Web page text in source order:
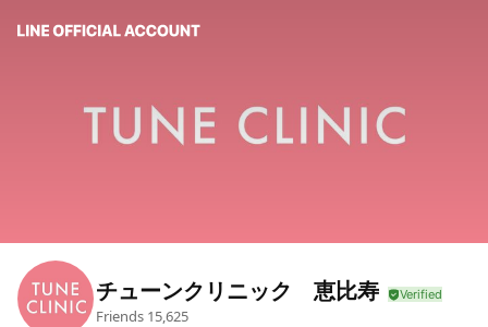
チューンクリニック 恵比寿
Friends 15,625